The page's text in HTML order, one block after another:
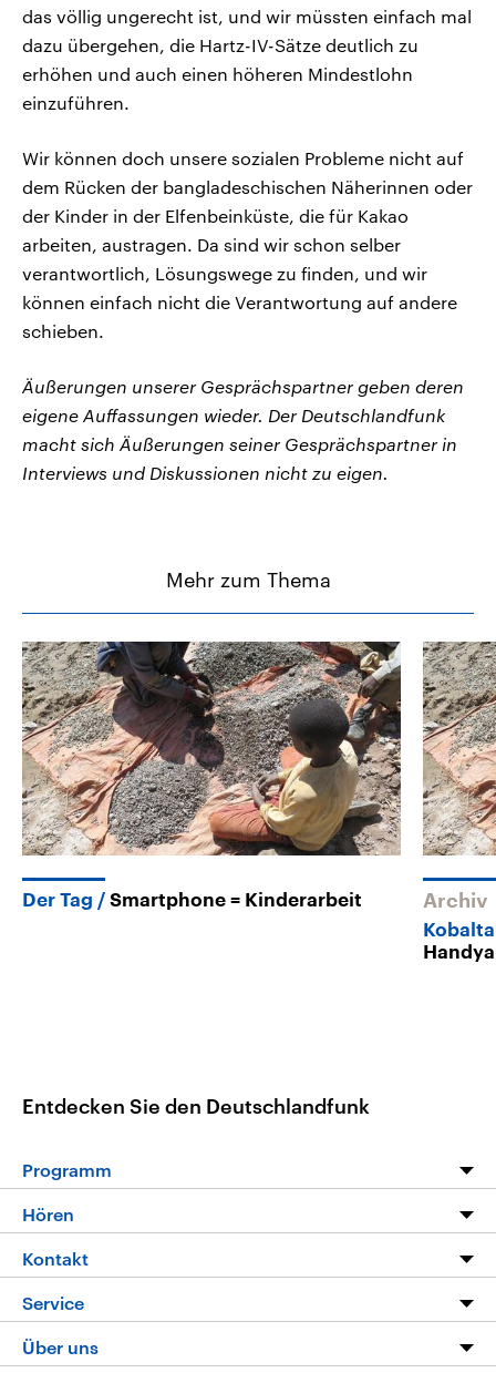
das völlig ungerecht ist, und wir müssten einfach mal
dazu übergehen, die Hartz-IV-Sätze deutlich zu
erhöhen und auch einen höheren Mindestlohn
einzuführen.
Wir können doch unsere sozialen Probleme nicht auf
dem Rücken der bangladeschischen Näherinnen oder
der Kinder in der Elfenbeinküste, die für Kakao
arbeiten, austragen. Da sind wir schon selber
verantwortlich, Lösungswege zu finden, und wir
können einfach nicht die Verantwortung auf andere
schieben.
Äußerungen unserer Gesprächspartner geben deren
eigene Auffassungen wieder. Der Deutschlandfunk
macht sich Äußerungen seiner Gesprächspartner in
Interviews und Diskussionen nicht zu eigen.
Mehr zum Thema
Der Tag Smartphone = Kinderarbeit Archiv
Entdecken Sie den Deutschlandfunk
Programm
Programm
Die Nachrichten
Nachrichtenleicht
Neue Beiträge auf dlf.de
Hören
Livestream
Podcasts
Deutschlandfunk App
Kontakt
Hörerservice
Service
FAQ
Über uns